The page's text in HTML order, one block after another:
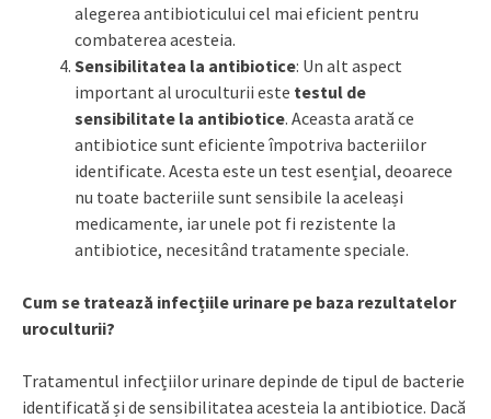
alegerea antibioticului cel mai eficient pentru
combaterea acesteia.
Sensibilitatea la antibiotice: Un alt aspect
important al uroculturii este testul de
sensibilitate la antibiotice. Aceasta arată ce
antibiotice sunt eficiente împotriva bacteriilor
identificate. Acesta este un test esențial, deoarece
nu toate bacteriile sunt sensibile la aceleași
medicamente, iar unele pot fi rezistente la
antibiotice, necesitând tratamente speciale.
Cum se tratează infecțiile urinare pe baza rezultatelor
uroculturii?
Tratamentul infecțiilor urinare depinde de tipul de bacterie
identificată și de sensibilitatea acesteia la antibiotice. Dacă